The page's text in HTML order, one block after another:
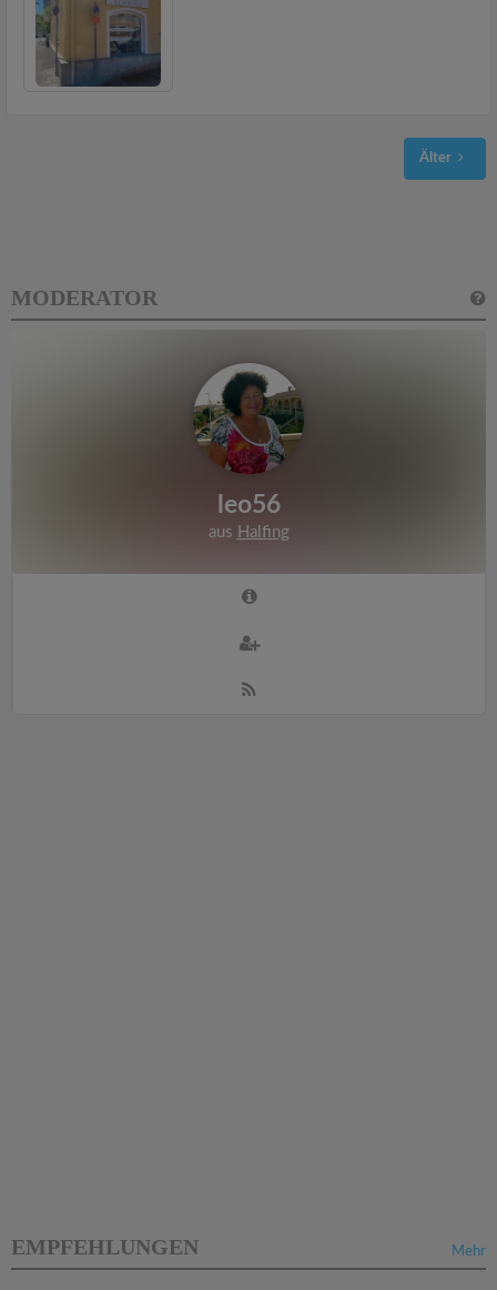
Älter
MODERATOR
leo56
aus Halfing
Mehr
EMPFEHLUNGEN